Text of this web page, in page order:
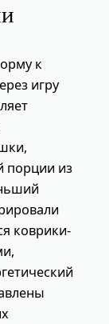
к
игру
порции из
коврики-